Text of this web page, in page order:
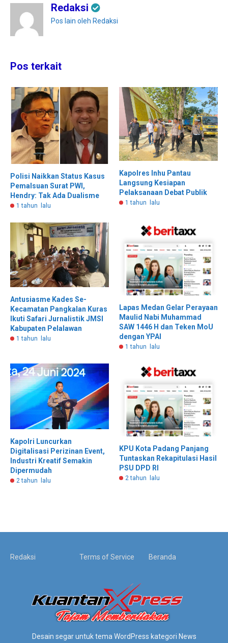
Redaksi
Pos lain oleh Redaksi
Pos terkait
Polisi Naikkan Status Kasus
Pemalsuan Surat PWI,
Hendry: Tak Ada Dualisme
1 tahun lalu
Kapolres Inhu Pantau
Langsung Kesiapan
Pelaksanaan Debat Publik
1 tahun lalu
Antusiasme Kades Se-
Kecamatan Pangkalan Kuras
Ikuti Safari Jurnalistik JMSI
Kabupaten Pelalawan
1 tahun lalu
Lapas Medan Gelar Perayaan
Maulid Nabi Muhammad
SAW 1446 H dan Teken MoU
dengan YPAI
1 tahun lalu
Kapolri Luncurkan
Digitalisasi Perizinan Event,
Industri Kreatif Semakin
Dipermudah
2 tahun lalu
KPU Kota Padang Panjang
Tuntaskan Rekapitulasi Hasil
PSU DPD RI
2 tahun lalu
Redaksi Terms of Service Beranda
Desain segar untuk tema WordPress kategori News